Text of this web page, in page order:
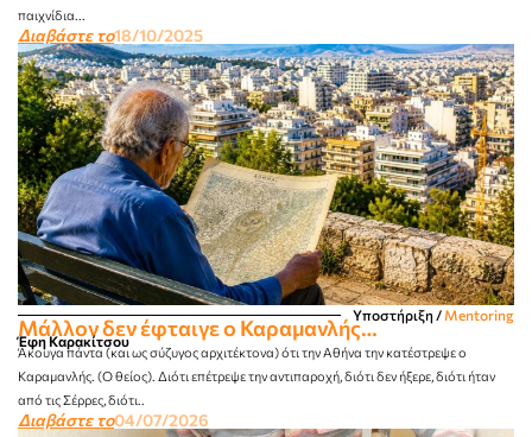
παιχνίδια...
Διαβάστε το18/10/2025
Υποστήριξη / Mentoring
Μάλλον δεν έφταιγε ο Καραμανλής…
Έφη Καρακίτσου
Άκουγα πάντα (και ως σύζυγος αρχιτέκτονα) ότι την Αθήνα την κατέστρεψε ο
Καραμανλής. (Ο θείος). Διότι επέτρεψε την αντιπαροχή, διότι δεν ήξερε, διότι ήταν
από τις Σέρρες, διότι..
Διαβάστε το04/07/2026